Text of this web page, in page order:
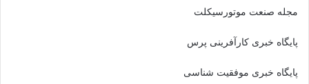
مجله صنعت موتورسیکلت
پایگاه خبری کارآفرینی پرس
پایگاه خبری موفقیت شناسی